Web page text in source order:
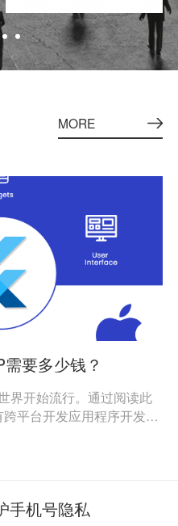
MORE
要多少钱？
界开始流行。通过阅读此
平台开发应用程序开发的
手机号隐私